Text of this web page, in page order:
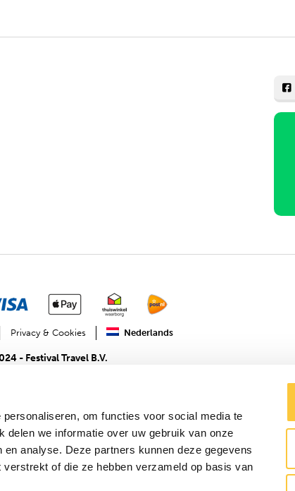
om functies voor social media te
delen we informatie over uw gebruik van onze
analyse. Deze partners kunnen deze gegevens
of die ze hebben verzameld op basis van
Privacy & Cookies Nederlands
- Festival Travel B.V.